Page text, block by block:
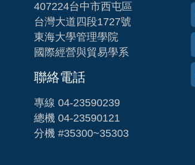
407224台中市西屯區
台灣大道四段1727號
東海大學管理學院
國際經營與貿易學系
聯絡電話
專線 04-23590239
總機 04-23590121
分機 #35300~35303